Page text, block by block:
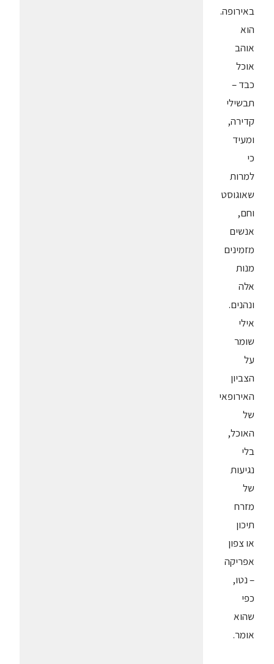
באירופה.
הוא
אוהב
אוכל
כבד –
תבשילי
קדירה,
ומעיד
כי
למרות
שאוגוסט
וחם,
אנשים
מזמינים
מנות
אלה
ונהנים.
אילי
שומר
על
הצביון
האירופאי
של
האוכל,
בלי
נגיעות
של
מזרח
תיכון
או צפון
אפריקה
– נטו,
כפי
שהוא
אומר.